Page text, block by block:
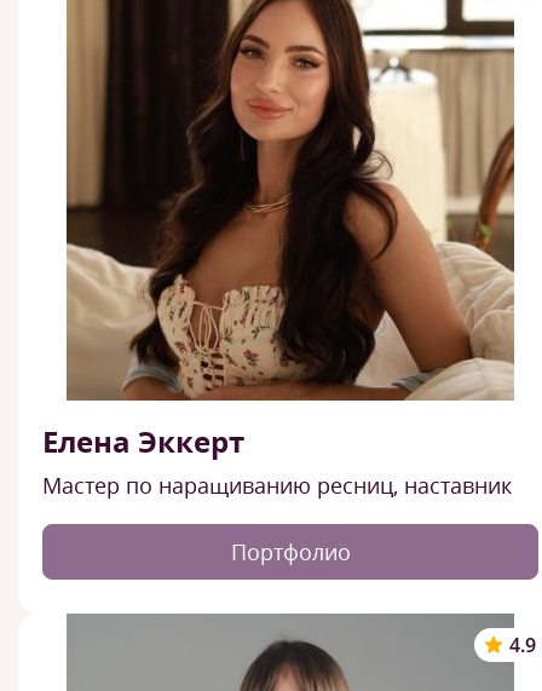
Елена Эккерт
Мастер по наращиванию ресниц, наставник
Портфолио
4.9